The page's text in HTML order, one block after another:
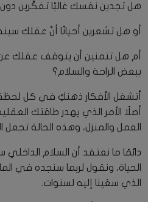
هل تجدين نفسك غالبًا تفكّرين
أو هل تشعرين أحيانًا أنَّ عقلك
أم هل تتمنين أن يتوقف عقلك عن
ببعض الراحة والسلام؟
أتشغل الأفكار ذهنكِ في كل لحظة
أصلًا الأمر الذي يهدر طاقتك
العمل والمنزل، وهذه الحالة تجعل
دائمًا ما نعتقد أن السلام
الحياة، ونقول لربما سنجده في
الذي سعَينا إليه لسنوات.